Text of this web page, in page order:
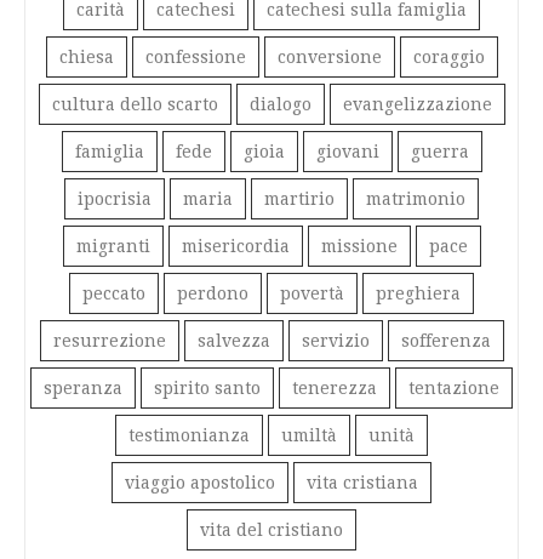
carità catechesi catechesi sulla famiglia
chiesa confessione conversione coraggio
cultura dello scarto dialogo evangelizzazione
famiglia fede gioia giovani guerra
ipocrisia maria martirio matrimonio
migranti misericordia missione pace
peccato perdono povertà preghiera
resurrezione salvezza servizio sofferenza
speranza spirito santo tenerezza tentazione
testimonianza umiltà unità
viaggio apostolico vita cristiana
vita del cristiano